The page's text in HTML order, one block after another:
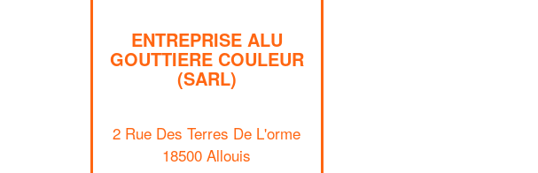
ENTREPRISE ALU
GOUTTIERE COULEUR
(SARL)
2 Rue Des Terres De L'orme
18500 Allouis